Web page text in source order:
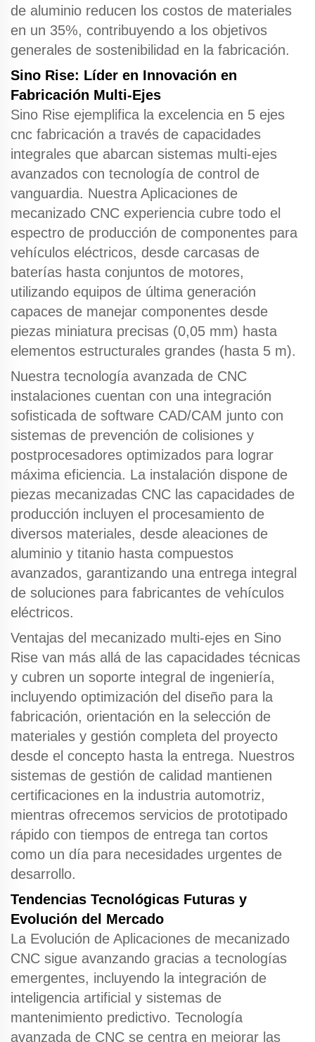
de aluminio reducen los costos de materiales
en un 35%, contribuyendo a los objetivos
generales de sostenibilidad en la fabricación.
Sino Rise: Líder en Innovación en
Fabricación Multi-Ejes
Sino Rise ejemplifica la excelencia en 5 ejes
cnc fabricación a través de capacidades
integrales que abarcan sistemas multi-ejes
avanzados con tecnología de control de
vanguardia. Nuestra Aplicaciones de
mecanizado CNC experiencia cubre todo el
espectro de producción de componentes para
vehículos eléctricos, desde carcasas de
baterías hasta conjuntos de motores,
utilizando equipos de última generación
capaces de manejar componentes desde
piezas miniatura precisas (0,05 mm) hasta
elementos estructurales grandes (hasta 5 m).
Nuestra tecnología avanzada de CNC
instalaciones cuentan con una integración
sofisticada de software CAD/CAM junto con
sistemas de prevención de colisiones y
postprocesadores optimizados para lograr
máxima eficiencia. La instalación dispone de
piezas mecanizadas CNC las capacidades de
producción incluyen el procesamiento de
diversos materiales, desde aleaciones de
aluminio y titanio hasta compuestos
avanzados, garantizando una entrega integral
de soluciones para fabricantes de vehículos
eléctricos.
Ventajas del mecanizado multi-ejes en Sino
Rise van más allá de las capacidades técnicas
y cubren un soporte integral de ingeniería,
incluyendo optimización del diseño para la
fabricación, orientación en la selección de
materiales y gestión completa del proyecto
desde el concepto hasta la entrega. Nuestros
sistemas de gestión de calidad mantienen
certificaciones en la industria automotriz,
mientras ofrecemos servicios de prototipado
rápido con tiempos de entrega tan cortos
como un día para necesidades urgentes de
desarrollo.
Tendencias Tecnológicas Futuras y
Evolución del Mercado
La Evolución de Aplicaciones de mecanizado
CNC sigue avanzando gracias a tecnologías
emergentes, incluyendo la integración de
inteligencia artificial y sistemas de
mantenimiento predictivo. Tecnología
avanzada de CNC se centra en mejorar las